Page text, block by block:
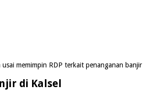
memimpin RDP terkait penanganan
di Kalsel